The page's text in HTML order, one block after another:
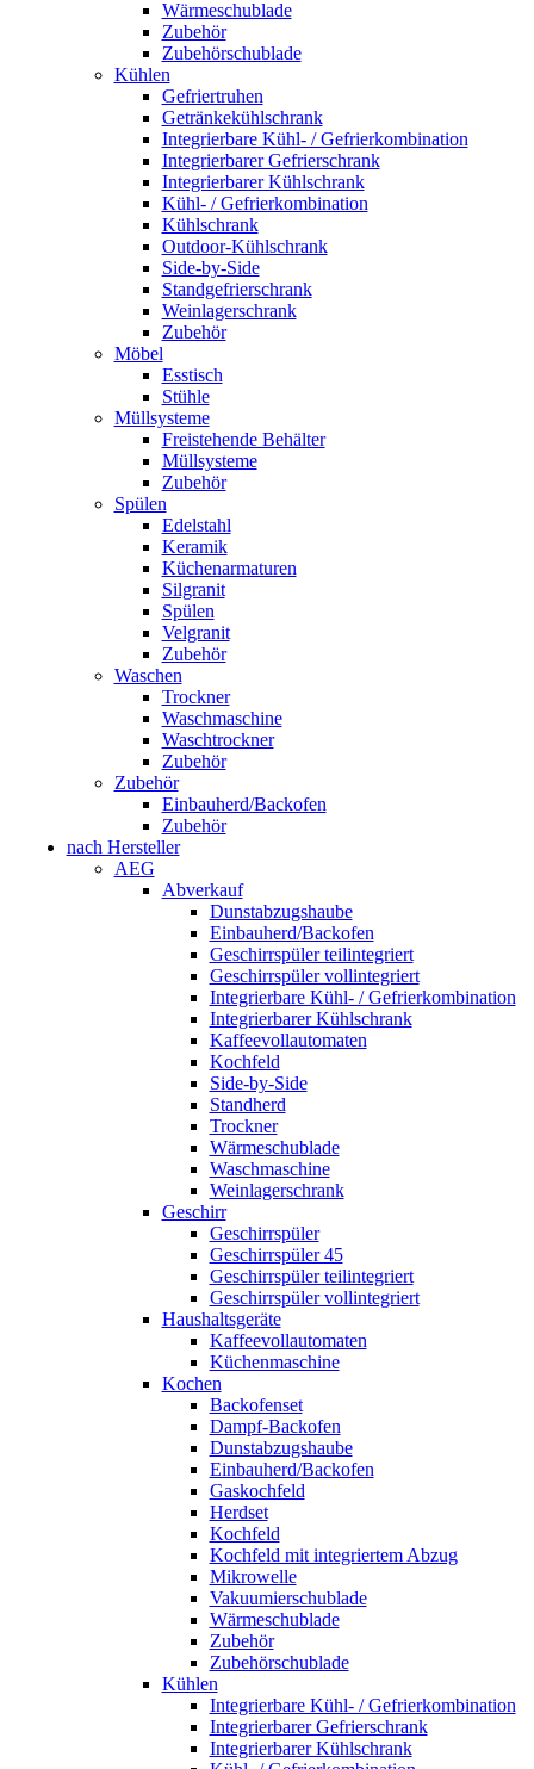
Wärmeschublade
Zubehör
Zubehörschublade
Kühlen
Gefriertruhen
Getränkekühlschrank
Integrierbare Kühl- / Gefrierkombination
Integrierbarer Gefrierschrank
Integrierbarer Kühlschrank
Kühl- / Gefrierkombination
Kühlschrank
Outdoor-Kühlschrank
Side-by-Side
Standgefrierschrank
Weinlagerschrank
Zubehör
Möbel
Esstisch
Stühle
Müllsysteme
Freistehende Behälter
Müllsysteme
Zubehör
Spülen
Edelstahl
Keramik
Küchenarmaturen
Silgranit
Spülen
Velgranit
Zubehör
Waschen
Trockner
Waschmaschine
Waschtrockner
Zubehör
Zubehör
Einbauherd/Backofen
Zubehör
nach Hersteller
AEG
Abverkauf
Dunstabzugshaube
Einbauherd/Backofen
Geschirrspüler teilintegriert
Geschirrspüler vollintegriert
Integrierbare Kühl- / Gefrierkombination
Integrierbarer Kühlschrank
Kaffeevollautomaten
Kochfeld
Side-by-Side
Standherd
Trockner
Wärmeschublade
Waschmaschine
Weinlagerschrank
Geschirr
Geschirrspüler
Geschirrspüler 45
Geschirrspüler teilintegriert
Geschirrspüler vollintegriert
Haushaltsgeräte
Kaffeevollautomaten
Küchenmaschine
Kochen
Backofenset
Dampf-Backofen
Dunstabzugshaube
Einbauherd/Backofen
Gaskochfeld
Herdset
Kochfeld
Kochfeld mit integriertem Abzug
Mikrowelle
Vakuumierschublade
Wärmeschublade
Zubehör
Zubehörschublade
Kühlen
Integrierbare Kühl- / Gefrierkombination
Integrierbarer Gefrierschrank
Integrierbarer Kühlschrank